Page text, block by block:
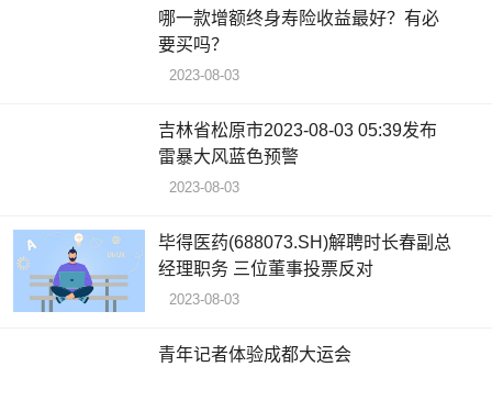
哪一款增额终身寿险收益最好？有必
要买吗？
2023-08-03
吉林省松原市2023-08-03 05:39发布
雷暴大风蓝色预警
2023-08-03
毕得医药(688073.SH)解聘时长春副总
经理职务 三位董事投票反对
2023-08-03
青年记者体验成都大运会